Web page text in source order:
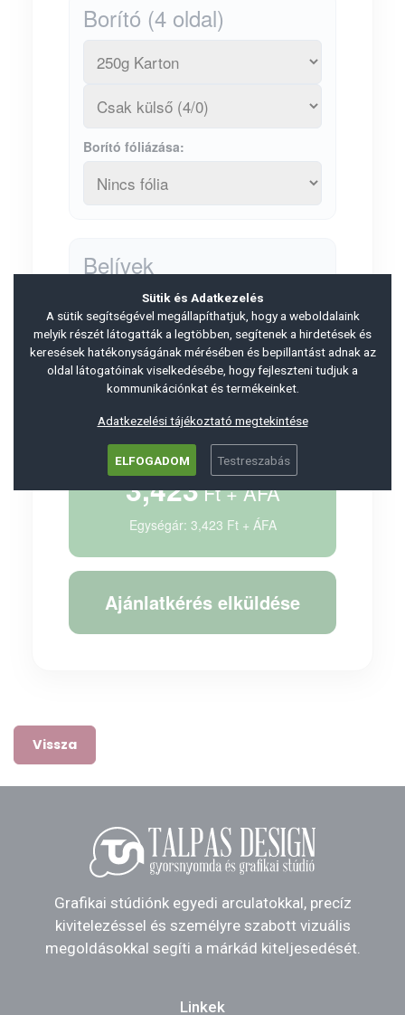
Borító (4 oldal)
Borító fóliázása:
Belívek
Belívek száma (4 többszöröse):
3,423Ft + ÁFA
Egységár: 3,423 Ft + ÁFA
Ajánlatkérés elküldése
Vissza
Grafikai stúdiónk egyedi arculatokkal, precíz
kivitelezéssel és személyre szabott vizuális
megoldásokkal segíti a márkád kiteljesedését.
Linkek
Sütik és Adatkezelés
A sütik segítségével megállapíthatjuk, hogy a weboldalaink
melyik részét látogatták a legtöbben, segítenek a hirdetések és
keresések hatékonyságának mérésében és bepillantást adnak az
oldal látogatóinak viselkedésébe, hogy fejleszteni tudjuk a
kommunikációnkat és termékeinket.
Adatkezelési tájékoztató megtekintése
ELFOGADOM Testreszabás